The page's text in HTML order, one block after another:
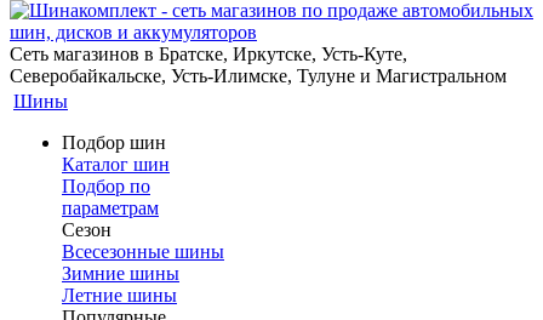
Сеть магазинов в Братске, Иркутске, Усть-Куте,
Северобайкальске, Усть-Илимске, Тулуне и Магистральном
Шины
Подбор шин
Каталог шин
Подбор по
параметрам
Сезон
Всесезонные шины
Зимние шины
Летние шины